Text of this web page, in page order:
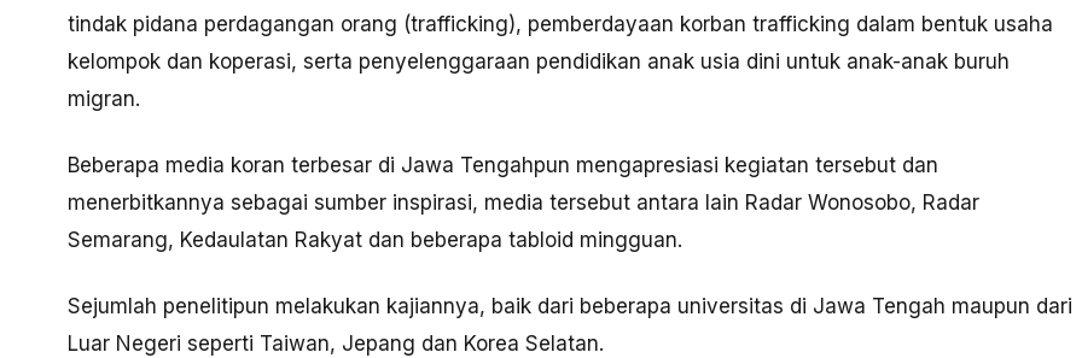
tindak pidana perdagangan orang (trafficking), pemberdayaan korban trafficking dalam bentuk usaha
kelompok dan koperasi, serta penyelenggaraan pendidikan anak usia dini untuk anak-anak buruh
migran.
Beberapa media koran terbesar di Jawa Tengahpun mengapresiasi kegiatan tersebut dan
menerbitkannya sebagai sumber inspirasi, media tersebut antara lain Radar Wonosobo, Radar
Semarang, Kedaulatan Rakyat dan beberapa tabloid mingguan.
Sejumlah penelitipun melakukan kajiannya, baik dari beberapa universitas di Jawa Tengah maupun dari
Luar Negeri seperti Taiwan, Jepang dan Korea Selatan.